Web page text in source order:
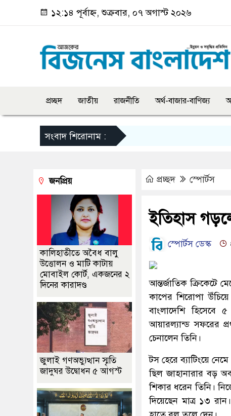
১২:১৪ পূর্বাহ্ন, শুক্রবার, ০৭ অগাস্ট ২০২৬
প্রচ্ছদ জাতীয় রাজনীতি অর্থ-বাজার-বাণিজ্য
সংবাদ শিরোনাম :
প্রচ্ছদ স্পোর্টস
ইতিহাস
স্পোর্টস ডেস্ক
আন্তর্জাতিক ক্রিকেটে
কাপের শিরোপা
বাংলাদেশি
আয়ারল্যান্ড সফরের
চেনালেন তিনি।
টস হেরে ব্যাটিংয়ে
ছিল জাহানারার বড়
শিকার ধরেন তিনি।
দিয়েছেন মাত্র ১৩
জনপ্রিয়
কালিহাতীতে অবৈধ বালু
উত্তোলন ও মাটি কাটায়
মোবাইল কোর্ট, একজনের ২
দিনের কারাদণ্ড
জুলাই গণঅভ্যুত্থান স্মৃতি
জাদুঘর উদ্বোধন ৫ আগস্ট